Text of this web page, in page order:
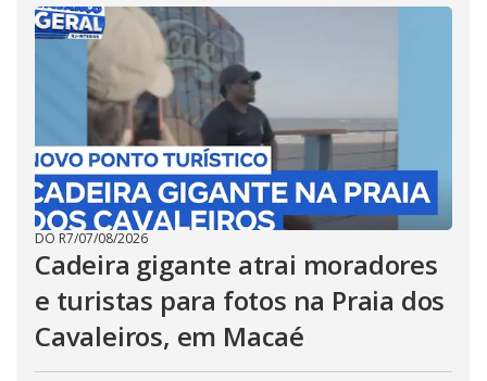
DO R7/07/08/2026
Cadeira gigante atrai moradores
e turistas para fotos na Praia dos
Cavaleiros, em Macaé